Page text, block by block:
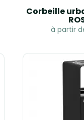
Corbeille
à partir